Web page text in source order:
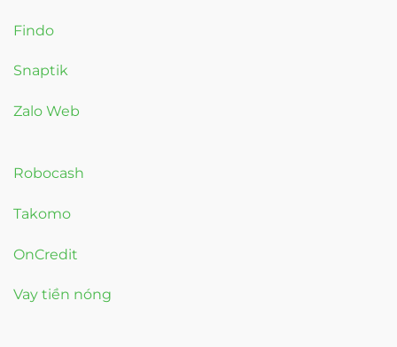
Findo
Snaptik
Zalo Web
Robocash
Takomo
OnCredit
Vay tiền nóng